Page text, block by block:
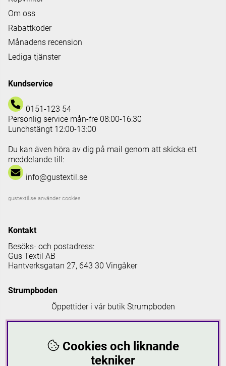
Om oss
Rabattkoder
Månadens recension
Lediga tjänster
Kundservice
0151-123 54
Personlig service mån-fre 08:00-16:30
Lunchstängt 12:00-13:00
Du kan även höra av dig på mail genom att skicka ett
meddelande till:
info@gustextil.se
gustextil.se använder cookies
Kontakt
Besöks- och postadress:
Gus Textil AB
Hantverksgatan 27, 643 30 Vingåker
Strumpboden
Öppettider i vår butik Strumpboden
Onsdag: 08 - 16.30
Torsdag: 08 - 18
Cookies och liknande
tekniker